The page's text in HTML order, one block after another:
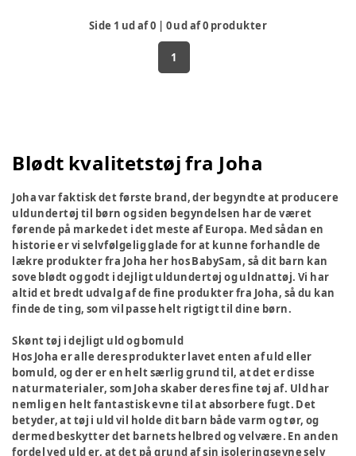
Side 1 ud af0 0ud af0 produkter
1
Blødt kvalitetstøj fra Joha
Joha var faktisk det første brand, der begyndte at producere
uldundertøj til børn og siden begyndelsen har de været
førende på markedet i det meste af Europa. Med sådan en
historie er vi selvfølgelig glade for at kunne forhandle de
lækre produkter fra Joha her hos BabySam, så dit barn kan
sove blødt og godt i dejligt uldundertøj og uldnattøj. Vi har
altid et bredt udvalg af de fine produkter fra Joha, så du kan
finde de ting, som vil passe helt rigtigt til dine børn.
Skønt tøj i dejligt uld og bomuld
Hos Joha er alle deres produkter lavet enten af uld eller
bomuld, og der er en helt særlig grund til, at det er disse
naturmaterialer, som Joha skaber deres fine tøj af. Uld har
nemlig en helt fantastisk evne til at absorbere fugt. Det
betyder, at tøj i uld vil holde dit barn både varm og tør, og
dermed beskytter det barnets helbred og velvære. En anden
fordel ved uld er, at det på grund af sin isoleringsevne selv